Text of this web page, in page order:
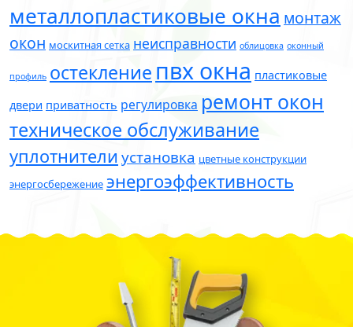
металлопластиковые окна монтаж
окон москитная сетка неисправности облицовка оконный
профиль остекление пвх окна пластиковые
двери приватность регулировка ремонт окон
техническое обслуживание
уплотнители установка цветные конструкции
энергосбережение энергоэффективность